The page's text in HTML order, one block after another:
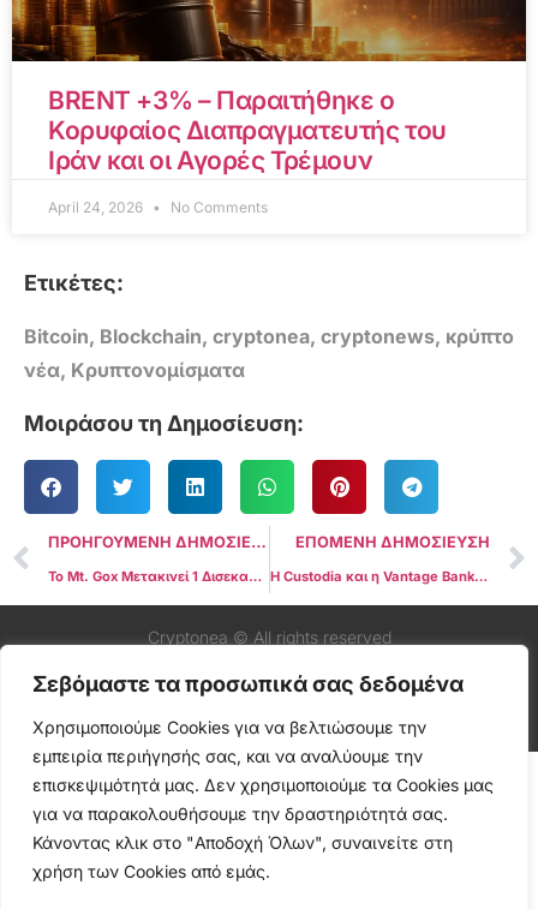
Σεβόμαστε τα προσωπικά σας δεδομένα
Χρησιμοποιούμε Cookies για να βελτιώσουμε την
εμπειρία περιήγησής σας, και να αναλύουμε την
επισκεψιμότητά μας. Δεν χρησιμοποιούμε τα Cookies μας
για να παρακολουθήσουμε την δραστηριότητά σας.
Κάνοντας κλικ στο "Αποδοχή Όλων", συναινείτε στη
χρήση των Cookies από εμάς.
BRENT +3% – Παραιτήθηκε ο
Κορυφαίος Διαπραγματευτής του
Ιράν και οι Αγορές Τρέμουν
April 24, 2026 No Comments
Ετικέτες:
Bitcoin, Blockchain, cryptonea, cryptonews, κρύπτο
νέα, Κρυπτονομίσματα
Μοιράσου τη Δημοσίευση:
ΠΡΟΗΓΟΥΜΕΝΗ ΔΗΜΟΣΙΕΥΣΗ
Το Mt. Gox Μετακινεί 1 Δισεκατομμύριο Δολάρια σε Bitcoin στην Τρίτη Μεγάλη Μεταφορά
ΕΠΟΜΕΝΗ ΔΗΜΟΣΙΕΥΣΗ
Η Custodia και η Vantage Bank συνεργάζονται για το πρώτο stablecoin που εκδίδεται από τράπεζα
Cryptonea © All rights reserved